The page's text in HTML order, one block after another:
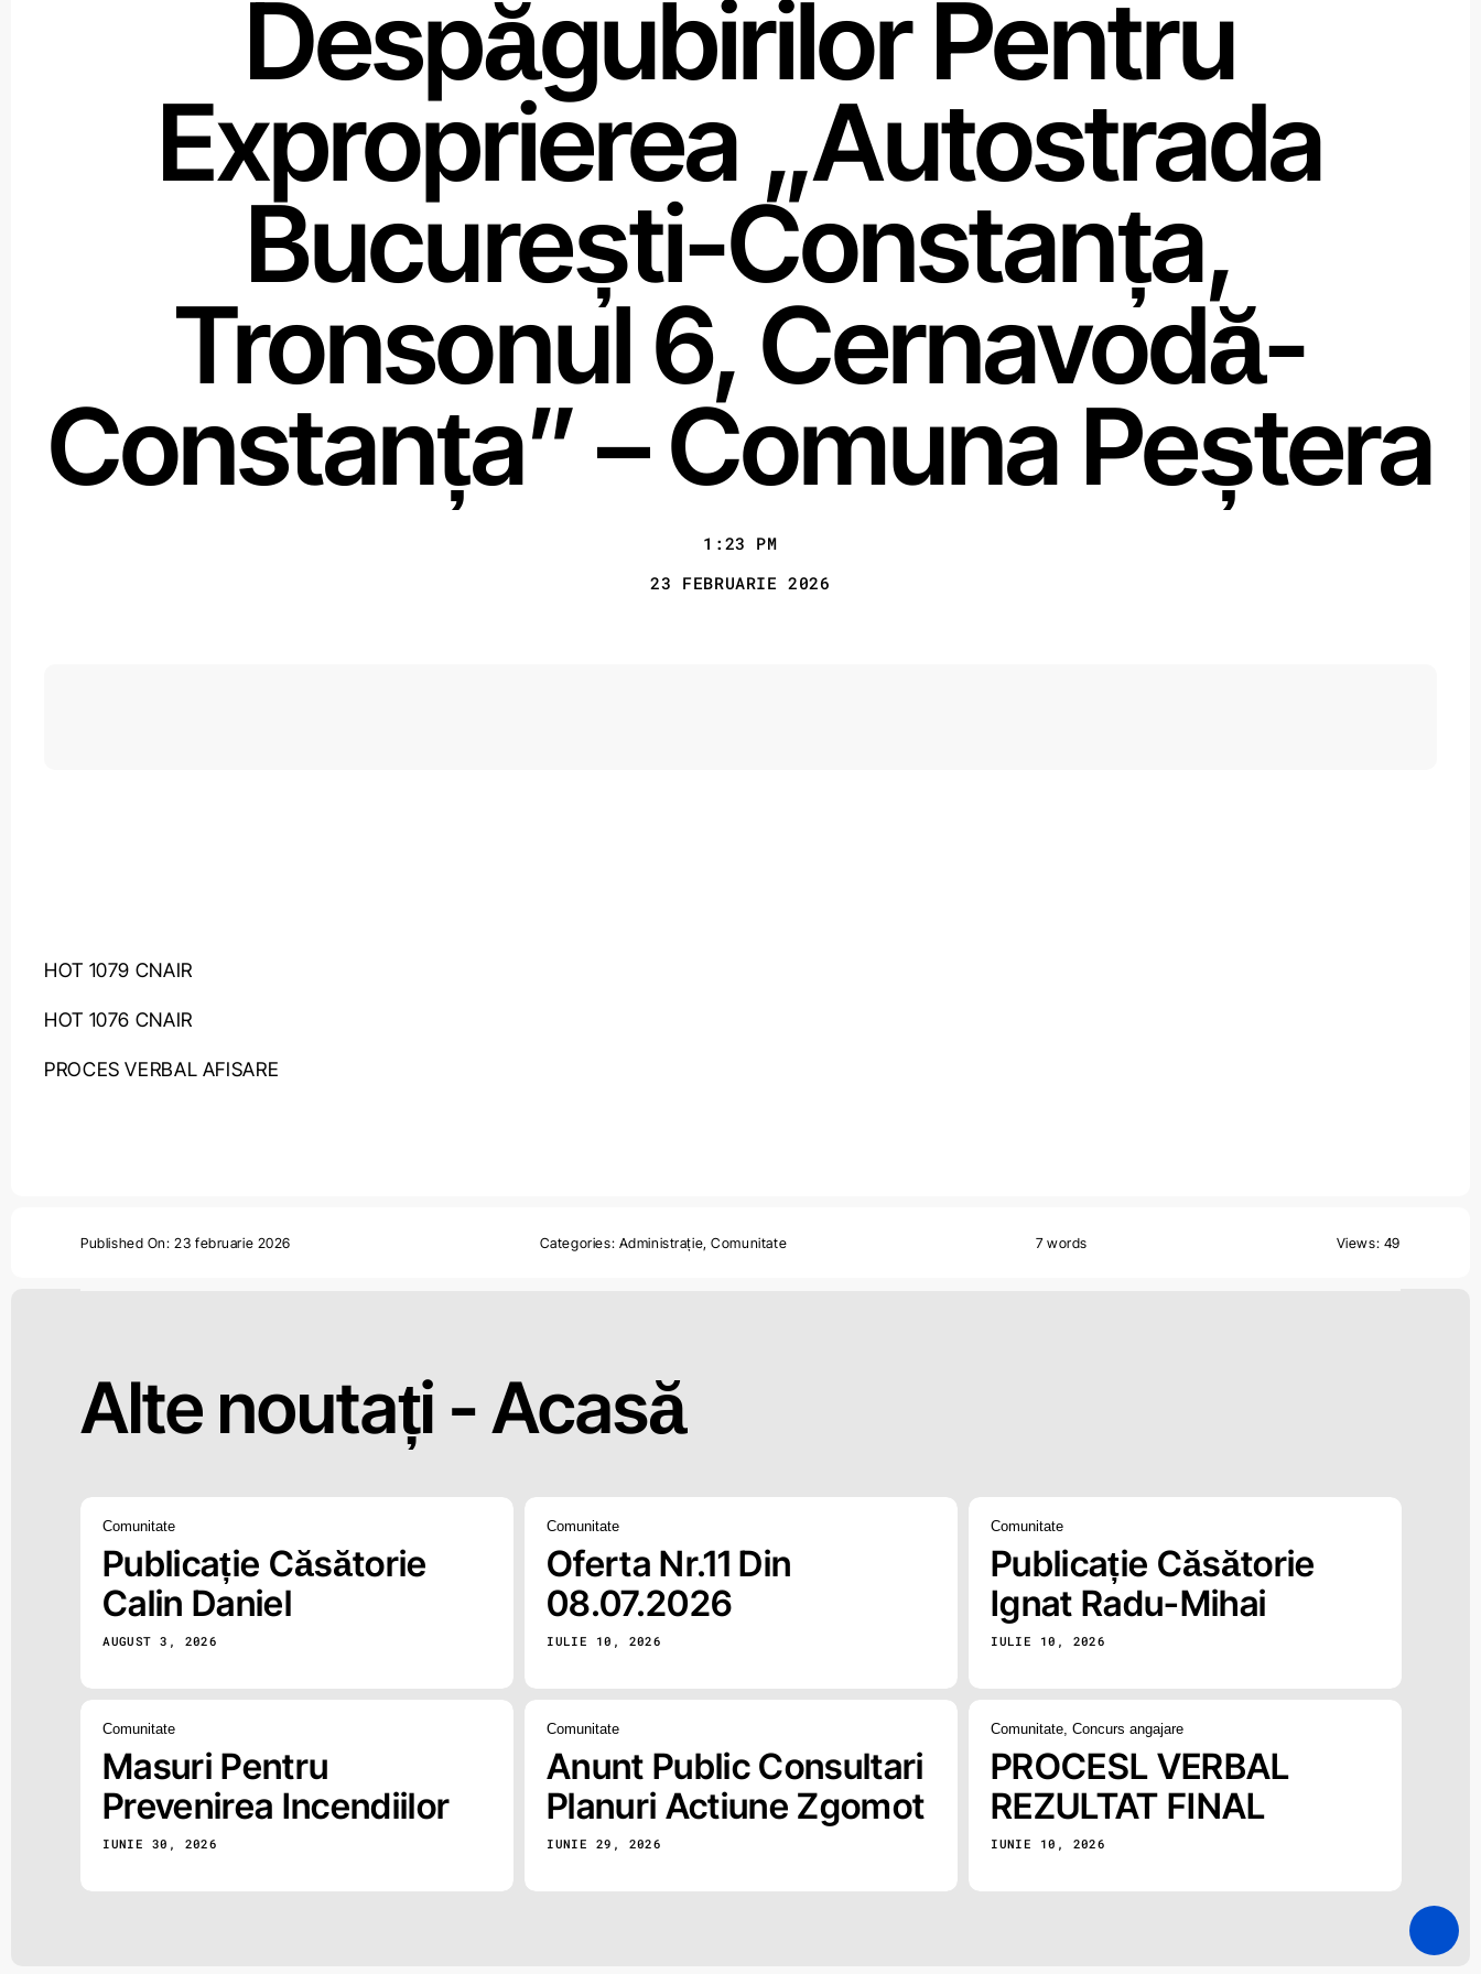
Despăgubirilor Pentru
Exproprierea „Autostrada
București-Constanța,
Tronsonul 6, Cernavodă-
Constanța” – Comuna Peștera
1:23 PM
23 FEBRUARIE 2026
HOT 1079 CNAIR
HOT 1076 CNAIR
PROCES VERBAL AFISARE
Published On: 23 februarie 2026 Categories: Administrație ,Comunitate 7 words Views: 49
Alte noutați -Acasă
Comunitate
Publicație Căsătorie
Calin Daniel
AUGUST 3, 2026
Comunitate
Oferta Nr.11 Din
08.07.2026
IULIE 10, 2026
Comunitate
Publicație Căsătorie
Ignat Radu-Mihai
IULIE 10, 2026
Comunitate
Masuri Pentru
Prevenirea Incendiilor
IUNIE 30, 2026
Comunitate
Anunt Public Consultari
Planuri Actiune Zgomot
IUNIE 29, 2026
Comunitate,Concurs angajare
PROCESL VERBAL
REZULTAT FINAL
IUNIE 10, 2026